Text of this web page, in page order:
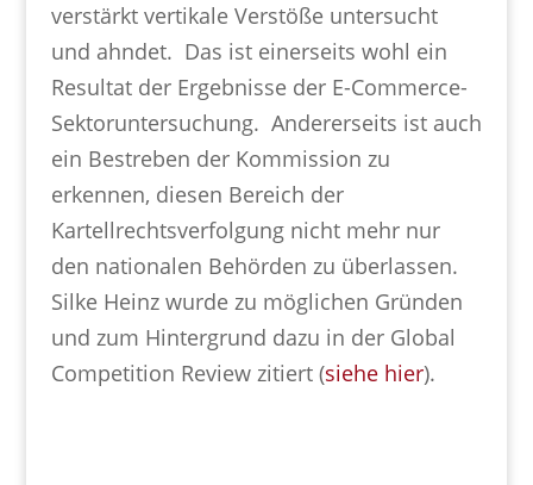
verstärkt vertikale Verstöße untersucht
und ahndet. Das ist einerseits wohl ein
Resultat der Ergebnisse der E-Commerce-
Sektoruntersuchung. Andererseits ist auch
ein Bestreben der Kommission zu
erkennen, diesen Bereich der
Kartellrechtsverfolgung nicht mehr nur
den nationalen Behörden zu überlassen.
Silke Heinz wurde zu möglichen Gründen
und zum Hintergrund dazu in der Global
Competition Review zitiert (siehe hier).